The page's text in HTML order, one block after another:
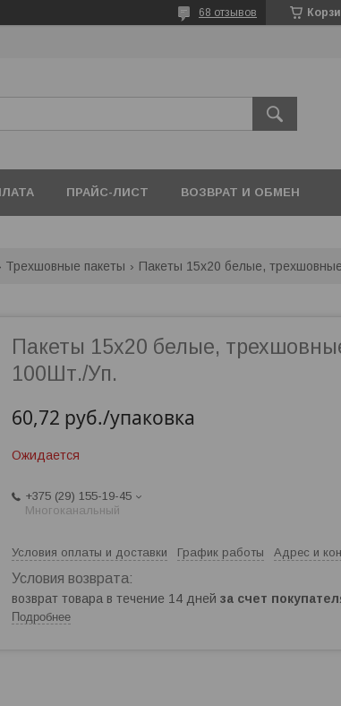
68 отзывов
ПРАЙС-ЛИСТ ВОЗВРАТ И ОБМЕН
Трехшовные пакеты Пакеты 15х20 белые,
Пакеты 15х20 белые,
100Шт./Уп.
60,72 руб./упаковка
Ожидается
+375 (29) 155-19-45
Многоканальный
Условия оплаты и доставки График работы Адрес и
возврат товара в течение 14 дней за счет
Подробнее